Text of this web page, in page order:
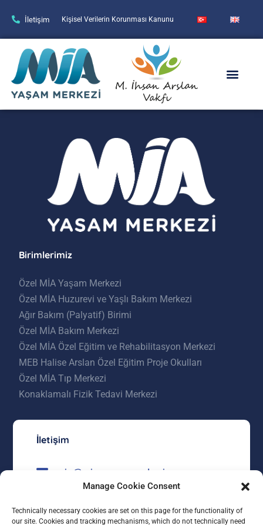
Manage Cookie Consent
Technically necessary cookies are set on this page for the functionality of
our site. Cookies and tracking mechanisms, which do not technically need
İletişim Kişisel Verilerin Korunması Kanunu
Birimlerimiz
Özel MİA Yaşam Merkezi
Özel MİA Huzurevi ve Yaşlı Bakım Merkezi
Ağır Bakım (Palyatif) Birimi
Özel MİA Bakım Merkezi
Özel MİA Özel Eğitim ve Rehabilitasyon Merkezi
MEB Halise Arslan Özel Eğitim Proje Okulları
Özel MİA Tıp Merkezi
Konaklamalı Fizik Tedavi Merkezi
İletişim
mia@miayasammerkezi.com
Kızılcaşar Mahallesi 4528 Sokak No:5